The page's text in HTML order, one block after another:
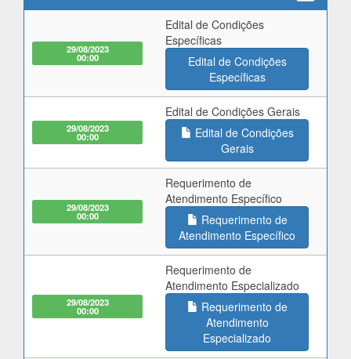
29/08/2023
00:00
Edital de Condições
Específicas
Edital de Condições
Específicas
29/08/2023
00:00
Edital de Condições Gerais
Edital de Condições
Gerais
29/08/2023
00:00
Requerimento de
Atendimento Específico
Requerimento de
Atendimento Específico
29/08/2023
00:00
Requerimento de
Atendimento Especializado
Requerimento de
Atendimento
Especializado